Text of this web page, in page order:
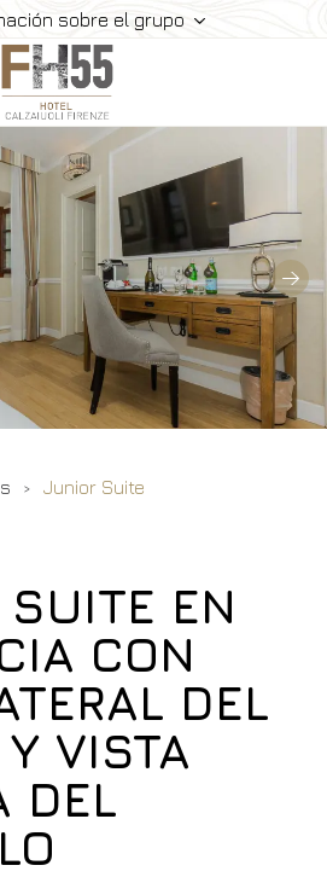
sobre el grupo
Hotel
Desayuno
Estamos
Galería
Ofertas
Reservar
Junior Suite
EN
CON
DEL
VISTA
DEL